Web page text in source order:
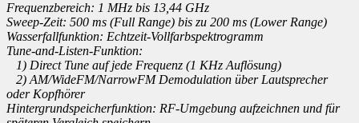
Frequenzbereich: 1 MHz bis 13,44 GHz
Sweep-Zeit: 500 ms (Full Range) bis zu 200 ms (Lower Range)
Wasserfallfunktion: Echtzeit-Vollfarbspektrogramm
Tune-and-Listen-Funktion:
1) Direct Tune auf jede Frequenz (1 KHz Auflösung)
2) AM/WideFM/NarrowFM Demodulation über Lautsprecher
oder Kopfhörer
Hintergrundspeicherfunktion: RF-Umgebung aufzeichnen und für